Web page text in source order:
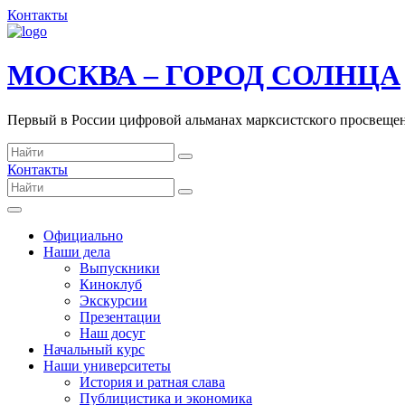
Контакты
МОСКВА – ГОРОД СОЛНЦА
Первый в России цифровой альманах марксистского
Контакты
Официально
Наши дела
Выпускники
Киноклуб
Экскурсии
Презентации
Наш досуг
Начальный курс
Наши университеты
История и ратная слава
Публицистика и экономика